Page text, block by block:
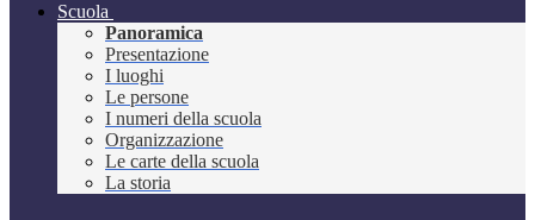
Scuola
Panoramica
Presentazione
I luoghi
Le persone
I numeri della scuola
Organizzazione
Le carte della scuola
La storia